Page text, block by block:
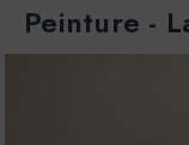
Peinture -